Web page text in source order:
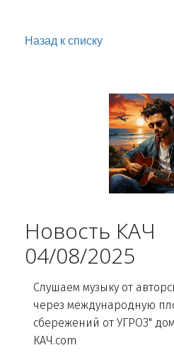
Назад к списку
Новость КАЧ
04/08/2025
Слушаем музыку от
через международную
сбережений от УГРОЗ"
КАЧ.com